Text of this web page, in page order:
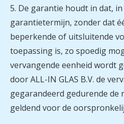
5. De garantie houdt in dat,
garantietermijn, zonder dat
beperkende of uitsluitende
toepassing is, zo spoedig
vervangende eenheid wordt
door ALL-IN GLAS B.V. de
gegarandeerd gedurende de
geldend voor de